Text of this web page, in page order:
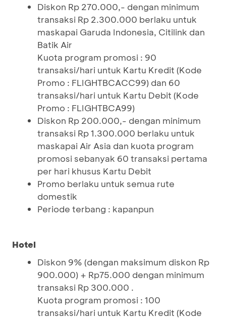
Diskon Rp 270.000,- dengan minimum
transaksi Rp 2.300.000 berlaku untuk
maskapai Garuda Indonesia, Citilink dan
Batik Air
Kuota program promosi : 90
transaksi/hari untuk Kartu Kredit (Kode
Promo : FLIGHTBCACC99) dan 60
transaksi/hari untuk Kartu Debit (Kode
Promo : FLIGHTBCA99)
Diskon Rp 200.000,- dengan minimum
transaksi Rp 1.300.000 berlaku untuk
maskapai Air Asia dan kuota program
promosi sebanyak 60 transaksi pertama
per hari khusus Kartu Debit
Promo berlaku untuk semua rute
domestik
Periode terbang : kapanpun
Hotel
Diskon 9% (dengan maksimum diskon Rp
900.000) + Rp75.000 dengan minimum
transaksi Rp 300.000 .
Kuota program promosi : 100
transaksi/hari untuk Kartu Kredit (Kode